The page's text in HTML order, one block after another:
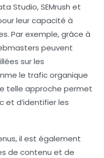
Studio,SEMrush et
leur capacité à
Par exemple, grâce à
peuvent
sur les
le trafic organique
telle approche permet
et d’identifier les
il est également
de contenu et de